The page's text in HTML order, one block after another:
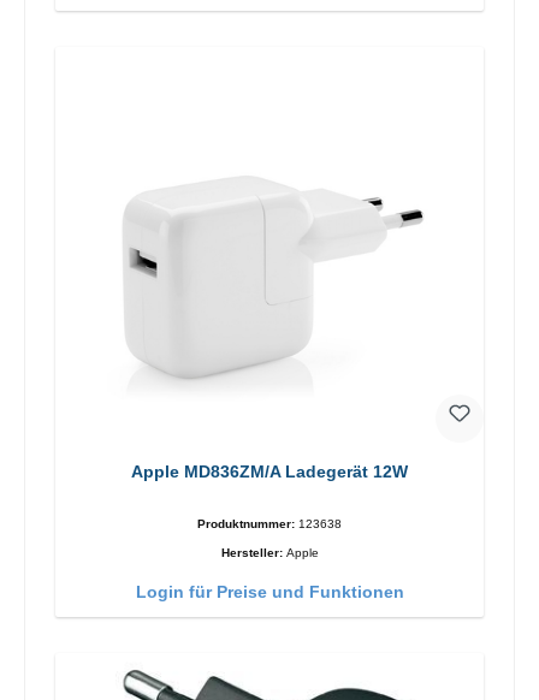
Apple MD836ZM/A Ladegerät 12W
Produktnummer: 123638
Hersteller: Apple
Login für Preise und Funktionen